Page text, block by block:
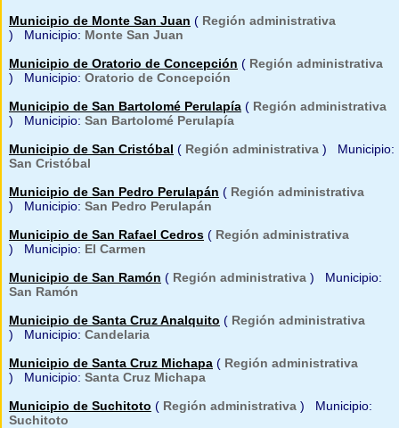
Municipio de Monte San Juan ( Región administrativa
) Municipio: Monte San Juan
Municipio de Oratorio de Concepción ( Región administrativa
) Municipio: Oratorio de Concepción
Municipio de San Bartolomé Perulapía ( Región administrativa
) Municipio: San Bartolomé Perulapía
Municipio de San Cristóbal ( Región administrativa ) Municipio:
San Cristóbal
Municipio de San Pedro Perulapán ( Región administrativa
) Municipio: San Pedro Perulapán
Municipio de San Rafael Cedros ( Región administrativa
) Municipio: El Carmen
Municipio de San Ramón ( Región administrativa ) Municipio:
San Ramón
Municipio de Santa Cruz Analquito ( Región administrativa
) Municipio: Candelaria
Municipio de Santa Cruz Michapa ( Región administrativa
) Municipio: Santa Cruz Michapa
Municipio de Suchitoto ( Región administrativa ) Municipio:
Suchitoto